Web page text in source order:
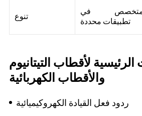
تنوع
في
تطبيقات محددة
لأقطاب التيتانيوم
والأقطاب الكهربائية
ردود فعل القيادة الكهروكيميائية